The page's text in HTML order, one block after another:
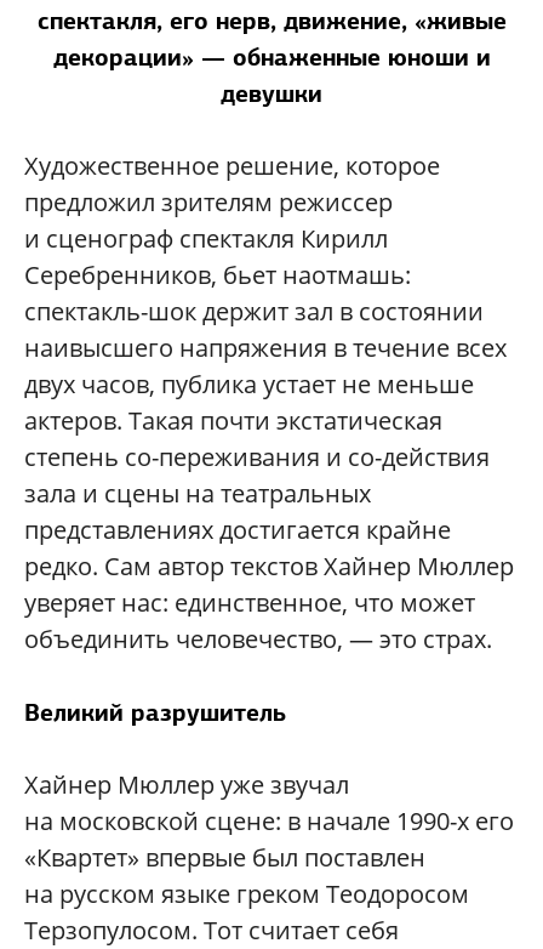
спектакля, его нерв, движение, «живые
декорации» — обнаженные юноши и
девушки
Художественное решение, которое
предложил зрителям режиссер
и сценограф спектакля Кирилл
Серебренников, бьет наотмашь:
спектакль-шок держит зал в состоянии
наивысшего напряжения в течение всех
двух часов, публика устает не меньше
актеров. Такая почти экстатическая
степень со-переживания и со-действия
зала и сцены на театральных
представлениях достигается крайне
редко. Сам автор текстов Хайнер Мюллер
уверяет нас: единственное, что может
объединить человечество, — это страх.
Великий разрушитель
Хайнер Мюллер уже звучал
на московской сцене: в начале 1990-х его
«Квартет» впервые был поставлен
на русском языке греком Теодоросом
Терзопулосом. Тот считает себя